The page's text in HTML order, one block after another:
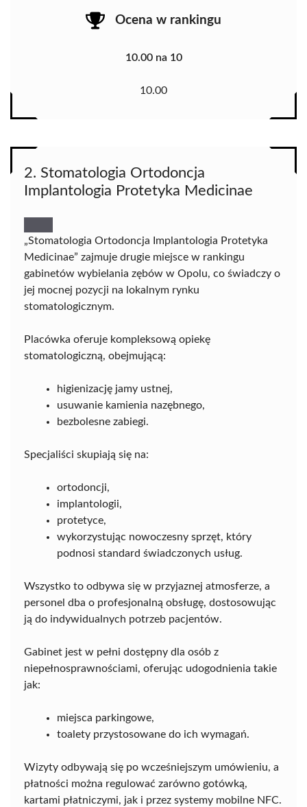
Ocena w rankingu
10.00 na 10
10.00
2. Stomatologia Ortodoncja
Implantologia Protetyka Medicinae
„Stomatologia Ortodoncja Implantologia Protetyka
Medicinae” zajmuje drugie miejsce w rankingu
gabinetów wybielania zębów w Opolu, co świadczy o
jej mocnej pozycji na lokalnym rynku
stomatologicznym.
Placówka oferuje kompleksową opiekę
stomatologiczną, obejmującą:
higienizację jamy ustnej,
usuwanie kamienia nazębnego,
bezbolesne zabiegi.
Specjaliści skupiają się na:
ortodoncji,
implantologii,
protetyce,
wykorzystując nowoczesny sprzęt, który
podnosi standard świadczonych usług.
Wszystko to odbywa się w przyjaznej atmosferze, a
personel dba o profesjonalną obsługę, dostosowując
ją do indywidualnych potrzeb pacjentów.
Gabinet jest w pełni dostępny dla osób z
niepełnosprawnościami, oferując udogodnienia takie
jak:
miejsca parkingowe,
toalety przystosowane do ich wymagań.
Wizyty odbywają się po wcześniejszym umówieniu, a
płatności można regulować zarówno gotówką,
kartami płatniczymi, jak i przez systemy mobilne NFC.